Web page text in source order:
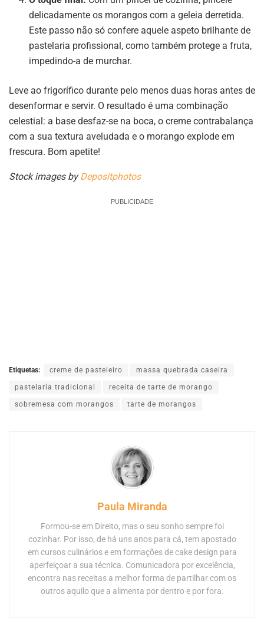
delicadamente os morangos com a geleia derretida.
Este passo não só confere aquele aspeto brilhante de
pastelaria profissional, como também protege a fruta,
impedindo-a de murchar.
Leve ao frigorífico durante pelo menos duas horas antes de
desenformar e servir. O resultado é uma combinação
celestial: a base desfaz-se na boca, o creme contrabalança
com a sua textura aveludada e o morango explode em
frescura. Bom apetite!
Stock images byDepositphotos
PUBLICIDADE
Etiquetas: creme de pasteleiro massa quebrada caseira
pastelaria tradicional receita de tarte de morango
sobremesa com morangos tarte de morangos
Paula Miranda
Formou-se em Direito, mas o seu sonho sempre foi
cozinhar. Por isso, de há uns anos para cá, tem apostado
em cursos culinários e em formações de cake design para
aperfeiçoar a sua técnica. Comunicadora por excelência,
encontra nas receitas a melhor forma de partilhar com os
outros aquilo que a alimenta por dentro e por fora.